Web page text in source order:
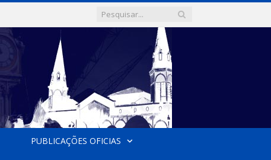
PUBLICAÇÕES OFICIAS